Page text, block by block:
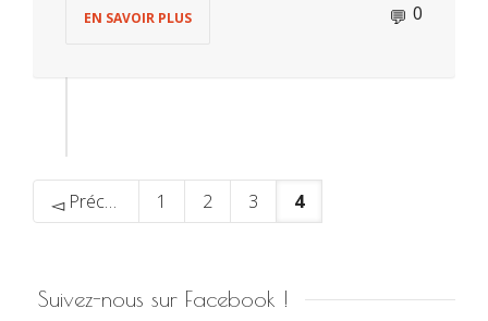
EN SAVOIR PLUS 0
Précédent 1 2 3 4
Suivez-nous sur Facebook !